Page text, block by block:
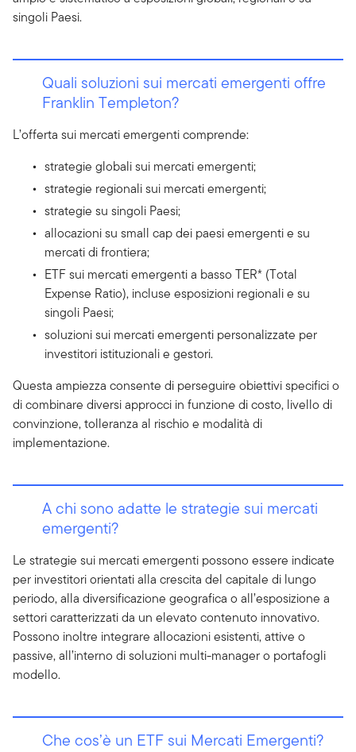
singoli Paesi.
Quali soluzioni sui mercati emergenti offre
Franklin Templeton?
L’offerta sui mercati emergenti comprende:
strategie globali sui mercati emergenti;
strategie regionali sui mercati emergenti;
strategie su singoli Paesi;
allocazioni su small cap dei paesi emergenti e su
mercati di frontiera;
ETF sui mercati emergenti a basso TER* (Total
Expense Ratio), incluse esposizioni regionali e su
singoli Paesi;
soluzioni sui mercati emergenti personalizzate per
investitori istituzionali e gestori.
Questa ampiezza consente di perseguire obiettivi specifici o
di combinare diversi approcci in funzione di costo, livello di
convinzione, tolleranza al rischio e modalità di
implementazione.
A chi sono adatte le strategie sui mercati
emergenti?
Le strategie sui mercati emergenti possono essere indicate
per investitori orientati alla crescita del capitale di lungo
periodo, alla diversificazione geografica o all’esposizione a
settori caratterizzati da un elevato contenuto innovativo.
Possono inoltre integrare allocazioni esistenti, attive o
passive, all’interno di soluzioni multi-manager o portafogli
modello.
Che cos’è un ETF sui Mercati Emergenti?